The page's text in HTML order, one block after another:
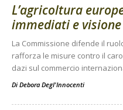
L’agricoltura
immediati e
La Commissione difende il
rafforza le misure contro il
dazi sul commercio
Di Debora Degl'Innocenti